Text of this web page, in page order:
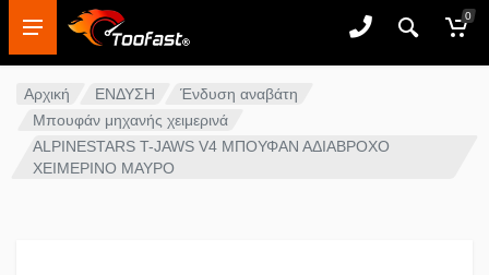
0
Αρχική ΕΝΔΥΣΗ
Ένδυση αναβάτη
Μπουφάν μηχανής χειμερινά
ALPINESTARS T-JAWS V4 ΜΠΟΥΦΑΝ ΑΔΙΑΒΡΟΧΟ
ΧΕΙΜΕΡΙΝΟ ΜΑΥΡΟ